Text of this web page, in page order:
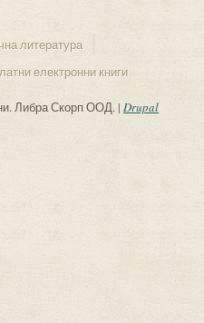
литература
електронни книги
Либра Скорп ООД. | Drupal